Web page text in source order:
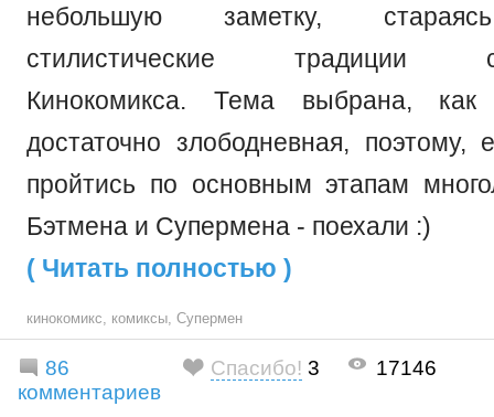
небольшую заметку,
стилистические традиции
Кинокомикса. Тема выбрана,
достаточно злободневная, поэтому,
пройтись по основным этапам
Бэтмена и Супермена - поехали :)
( Читать полностью )
кинокомикс комиксы Супермен
86
комментариев
Спасибо! 3 17146